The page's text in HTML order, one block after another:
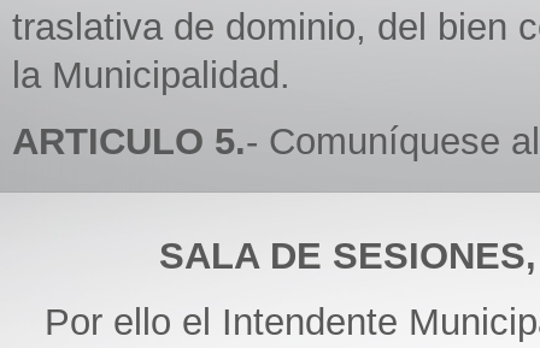
traslativa de dominio, del bien
la Municipalidad.
ARTICULO 5.- Comuníquese
SALA DE
Por ello el Intendente